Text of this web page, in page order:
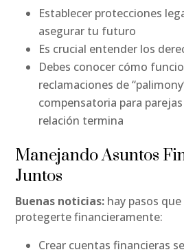
Establecer protecciones
asegurar tu futuro
Es crucial entender los
Debes conocer cómo
reclamaciones de
compensatoria para
relación termina
Manejando Asuntos
Juntos
Buenas noticias: hay pasos
protegerte financieramente:
Crear cuentas financieras